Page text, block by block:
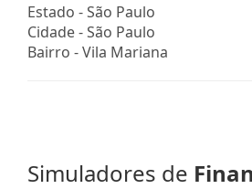
Estado -São Paulo
Cidade -São Paulo
Bairro -Vila Mariana
Simuladores de